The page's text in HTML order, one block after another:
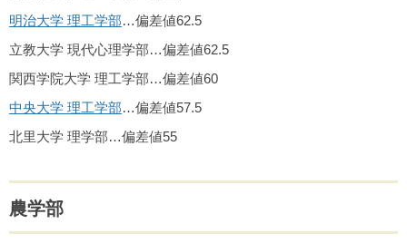
明治大学 理工学部…偏差値62.5
立教大学 現代心理学部…偏差値62.5
関西学院大学 理工学部…偏差値60
中央大学 理工学部…偏差値57.5
北里大学 理学部…偏差値55
農学部